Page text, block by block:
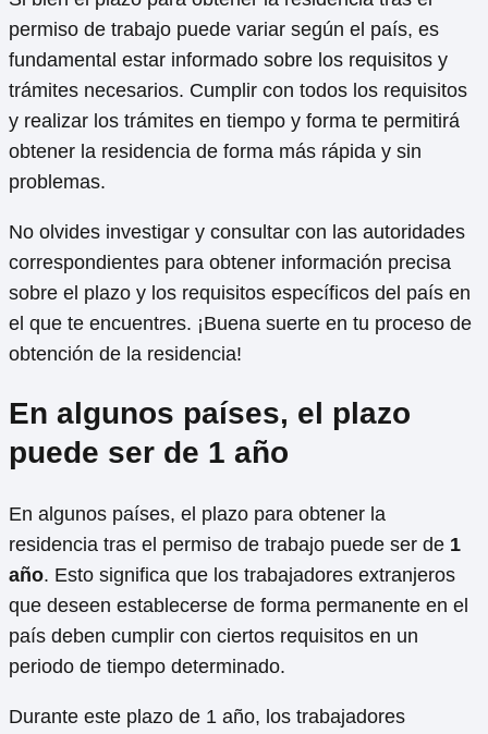
permiso de trabajo puede variar según el país, es
fundamental estar informado sobre los requisitos y
trámites necesarios. Cumplir con todos los requisitos
y realizar los trámites en tiempo y forma te permitirá
obtener la residencia de forma más rápida y sin
problemas.
No olvides investigar y consultar con las autoridades
correspondientes para obtener información precisa
sobre el plazo y los requisitos específicos del país en
el que te encuentres. ¡Buena suerte en tu proceso de
obtención de la residencia!
En algunos países, el plazo
puede ser de 1 año
En algunos países, el plazo para obtener la
residencia tras el permiso de trabajo puede ser de 1
año. Esto significa que los trabajadores extranjeros
que deseen establecerse de forma permanente en el
país deben cumplir con ciertos requisitos en un
periodo de tiempo determinado.
Durante este plazo de 1 año, los trabajadores